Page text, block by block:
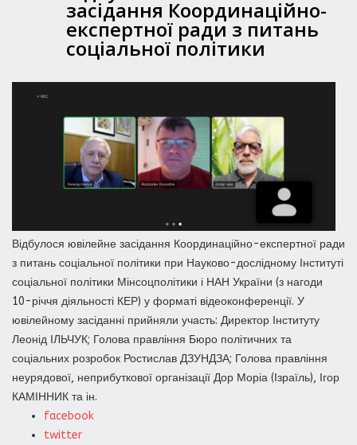
засідання Координаційно-
експертної ради з питань
соціальної політики
Відбулося ювілейне засідання Координаційно-експертної ради
з питань соціальної політики при Науково-дослідному Інституті
соціальної політики Мінсоцполітики і НАН України (з нагоди
10-річчя діяльності КЕР) у форматі відеоконференції. У
ювілейному засіданні прийняли участь: Директор Інституту
Леонід ІЛЬЧУК; Голова правління Бюро політичних та
соціальних розробок Ростислав ДЗУНДЗА; Голова правління
неурядової, неприбуткової організації Дор Моріа (Ізраїль), Ігор
КАМІННИК та ін.
facebook
twitter